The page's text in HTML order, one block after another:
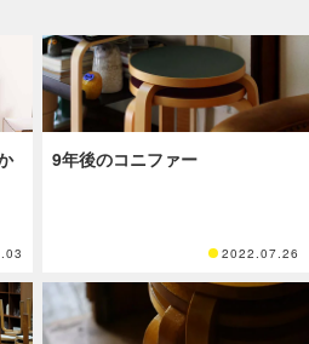
9年後のコニファー
2022.07.26